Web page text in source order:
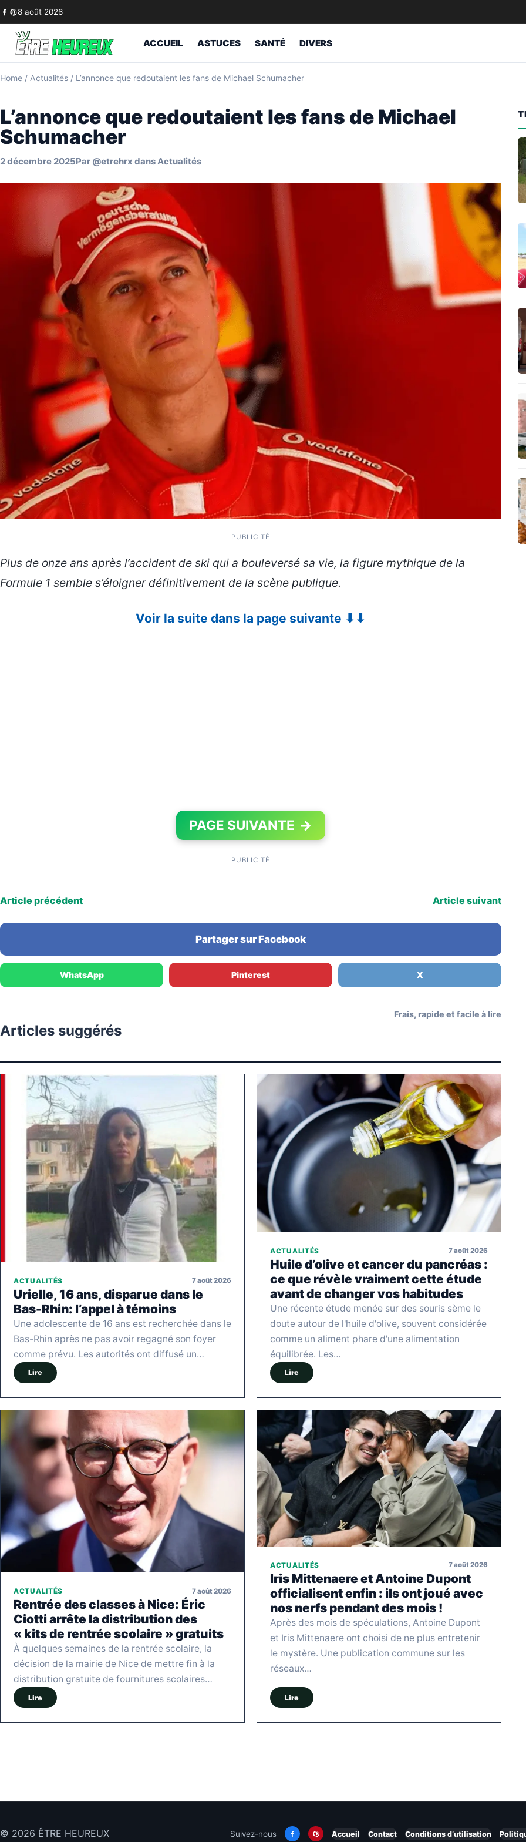
Skip to content
8 août 2026
ACCUEIL ASTUCES SANTÉ DIVERS
Home / Actualités / L’annonce que redoutaient les fans de Michael Schumacher
L’annonce que redoutaient les fans de Michael
Schumacher
2 décembre 2025Par @etrehrx dansActualités
PUBLICITÉ
Plus de onze ans après l’accident de ski qui a bouleversé sa vie, la figure mythique de la
Formule 1 semble s’éloigner définitivement de la scène publique.
Voir la suite dans la page suivante ⬇⬇
PAGE SUIVANTE →
PUBLICITÉ
Article précédent Article suivant
Partager sur Facebook
WhatsApp Pinterest X
Articles suggérés
Frais, rapide et facile à lire
ACTUALITÉS 7 août 2026
Urielle, 16 ans, disparue dans le
Bas-Rhin: l’appel à témoins
Une adolescente de 16 ans est recherchée dans le
Bas-Rhin après ne pas avoir regagné son foyer
comme prévu. Les autorités ont diffusé un…
Lire
ACTUALITÉS 7 août 2026
Huile d’olive et cancer du pancréas :
ce que révèle vraiment cette étude
avant de changer vos habitudes
Une récente étude menée sur des souris sème le
doute autour de l'huile d'olive, souvent considérée
comme un aliment phare d'une alimentation
équilibrée. Les…
Lire
ACTUALITÉS 7 août 2026
Rentrée des classes à Nice: Éric
Ciotti arrête la distribution des
« kits de rentrée scolaire » gratuits
À quelques semaines de la rentrée scolaire, la
décision de la mairie de Nice de mettre fin à la
distribution gratuite de fournitures scolaires…
Lire
ACTUALITÉS 7 août 2026
Iris Mittenaere et Antoine Dupont
officialisent enfin : ils ont joué avec
nos nerfs pendant des mois !
Après des mois de spéculations, Antoine Dupont
et Iris Mittenaere ont choisi de ne plus entretenir
le mystère. Une publication commune sur les
réseaux…
Lire
© 2026 ÊTRE HEUREUX Suivez-nous Accueil Contact Conditions d’utilisation